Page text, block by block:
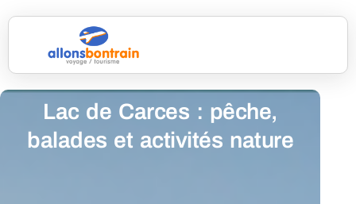
Lac de Carces : pêche,
balades et activités nature